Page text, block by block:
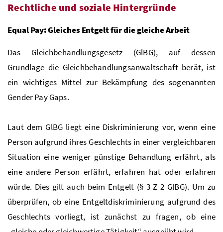
Rechtliche und soziale Hintergründe
Equal Pay: Gleiches Entgelt für die gleiche Arbeit
Das Gleichbehandlungsgesetz (GlBG), auf dessen
Grundlage die Gleichbehandlungsanwaltschaft berät, ist
ein wichtiges Mittel zur Bekämpfung des sogenannten
Gender Pay Gaps.
Laut dem GlBG liegt eine Diskriminierung vor, wenn eine
Person aufgrund ihres Geschlechts in einer vergleichbaren
Situation eine weniger günstige Behandlung erfährt, als
eine andere Person erfährt, erfahren hat oder erfahren
würde. Dies gilt auch beim Entgelt (§ 3 Z 2 GlBG). Um zu
überprüfen, ob eine Entgeltdiskriminierung aufgrund des
Geschlechts vorliegt, ist zunächst zu fragen, ob eine